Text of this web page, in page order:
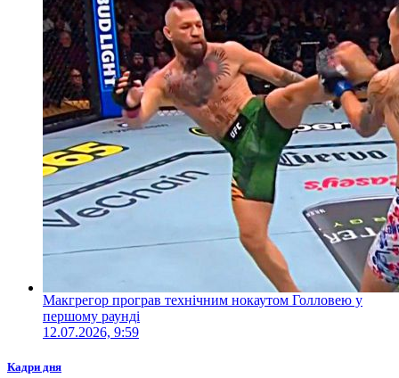
Макгрегор програв технічним нокаутом Голловею у
першому раунді
12.07.2026, 9:59
Кадри дня